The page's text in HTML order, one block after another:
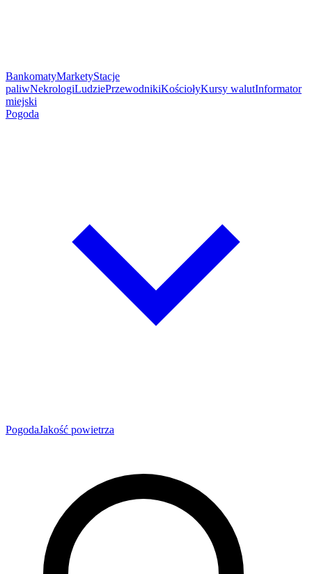
BankomatyMarketyStacje
paliwNekrologiLudziePrzewodnikiKościołyKursy walutInformator
miejski
Pogoda
PogodaJakość powietrza